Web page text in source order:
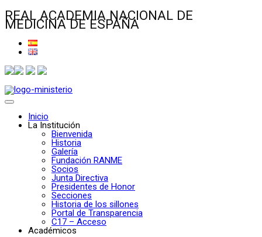
REAL ACADEMIA NACIONAL DE
MEDICINA DE ESPAÑA
Inicio
La Institución
Bienvenida
Historia
Galería
Fundación RANME
Socios
Junta Directiva
Presidentes de Honor
Secciones
Historia de los sillones
Portal de Transparencia
C17 – Acceso
Académicos